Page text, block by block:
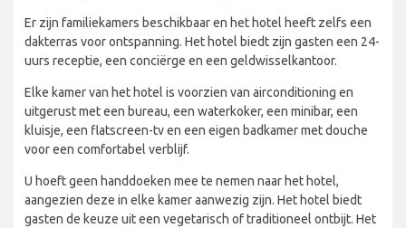
Er zijn familiekamers beschikbaar en het hotel heeft zelfs een
dakterras voor ontspanning. Het hotel biedt zijn gasten een 24-
uurs receptie, een conciërge en een geldwisselkantoor.
Elke kamer van het hotel is voorzien van airconditioning en
uitgerust met een bureau, een waterkoker, een minibar, een
kluisje, een flatscreen-tv en een eigen badkamer met douche
voor een comfortabel verblijf.
U hoeft geen handdoeken mee te nemen naar het hotel,
aangezien deze in elke kamer aanwezig zijn. Het hotel biedt
gasten de keuze uit een vegetarisch of traditioneel ontbijt. Het